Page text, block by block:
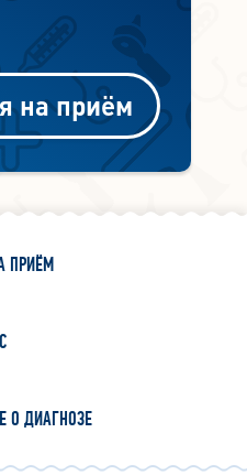
на приём
ПРИЁМ
О ДИАГНОЗЕ